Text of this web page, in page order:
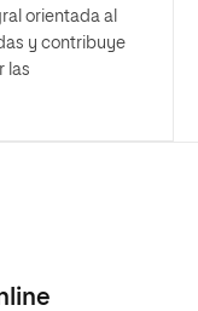
orientada al
y contribuye
las